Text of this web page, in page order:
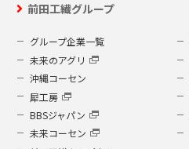
前田工繊グループ
グループ企業一覧
未来のアグリ
沖縄コーセン
犀工房
BBSジャパン
未来コーセン